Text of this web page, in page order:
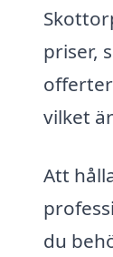
priser,
vilket
Att
du